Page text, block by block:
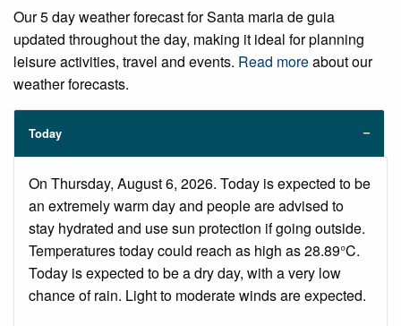
Our 5 day weather forecast for Santa maria de guia
updated throughout the day, making it ideal for planning
leisure activities, travel and events. Read moreabout our
weather forecasts.
Today
On Thursday, August 6, 2026. Today is expected to be
an extremely warm day and people are advised to
stay hydrated and use sun protection if going outside.
Temperatures today could reach as high as 28.89°C.
Today is expected to be a dry day, with a very low
chance of rain. Light to moderate winds are expected.